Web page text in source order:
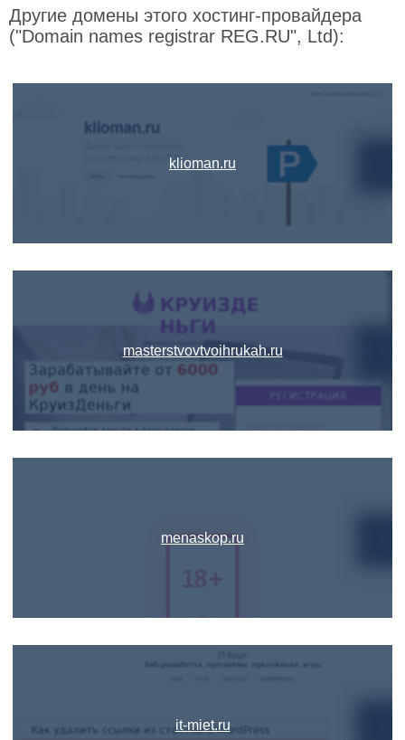
Другие домены этого хостинг-провайдера
("Domain names registrar REG.RU", Ltd):
klioman.ru
masterstvovtvoihrukah.ru
menaskop.ru
it-miet.ru